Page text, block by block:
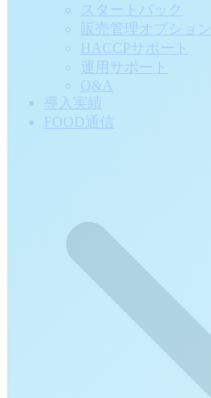
スタートパック
販売管理オプション
HACCPサポート
運用サポート
Q&A
導入実績
FOOD通信